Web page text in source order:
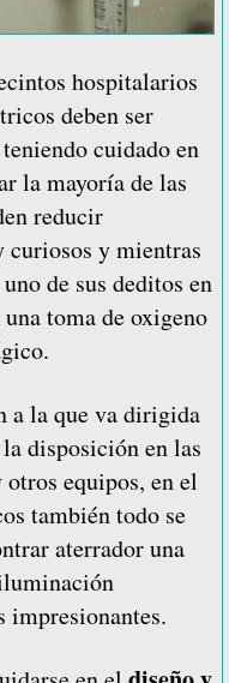
hospitalarios
deben ser
cuidado en
la mayoría de las
reducir
curiosos y mientras
de sus deditos en
toma de oxigeno
a la que va dirigida
disposición en las
otros equipos, en el
también todo se
aterrador una
impresionantes.